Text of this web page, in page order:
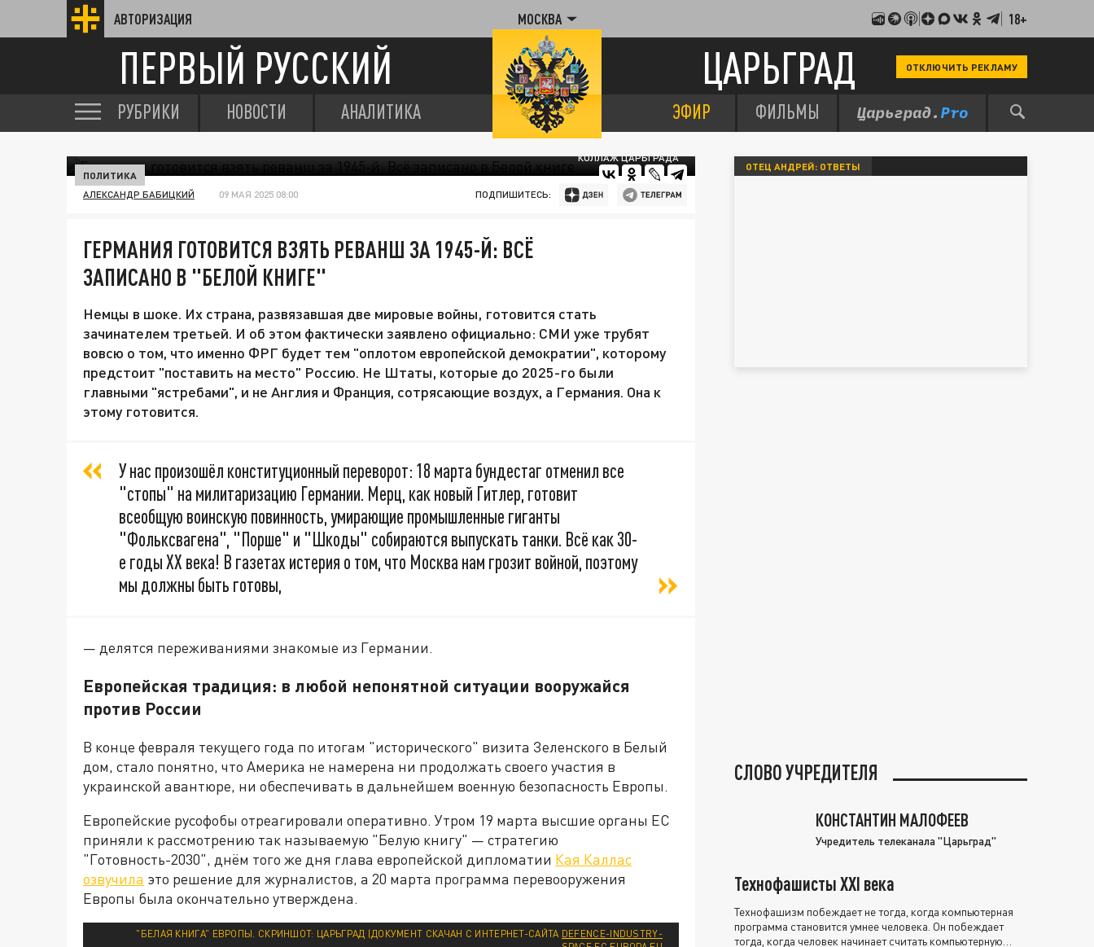
АВТОРИЗАЦИЯ МОСКВА 18+
ПЕРВЫЙ РУССКИЙ ЦАРЬГРАД ОТКЛЮЧИТЬ РЕКЛАМУ
РУБРИКИ НОВОСТИ АНАЛИТИКА ЭФИР ФИЛЬМЫ
КОЛЛАЖ ЦАРЬГРАДА
ПОЛИТИКА
АЛЕКСАНДР БАБИЦКИЙ 09 МАЯ 2025 08:00 ПОДПИШИТЕСЬ:
ГЕРМАНИЯ ГОТОВИТСЯ ВЗЯТЬ РЕВАНШ ЗА 1945-Й: ВСЁ
ЗАПИСАНО В "БЕЛОЙ КНИГЕ"
Немцы в шоке. Их страна, развязавшая две мировые войны, готовится стать
зачинателем третьей. И об этом фактически заявлено официально: СМИ уже трубят
вовсю о том, что именно ФРГ будет тем "оплотом европейской демократии", которому
предстоит "поставить на место" Россию. Не Штаты, которые до 2025-го были
главными "ястребами", и не Англия и Франция, сотрясающие воздух, а Германия. Она к
этому готовится.
У нас произошёл конституционный переворот: 18 марта бундестаг отменил все
"стопы" на милитаризацию Германии. Мерц, как новый Гитлер, готовит
всеобщую воинскую повинность, умирающие промышленные гиганты
"Фольксвагена", "Порше" и "Шкоды" собираются выпускать танки. Всё как 30-
е годы XX века! В газетах истерия о том, что Москва нам грозит войной, поэтому
мы должны быть готовы,
— делятся переживаниями знакомые из Германии.
Европейская традиция: в любой непонятной ситуации вооружайся
против России
В конце февраля текущего года по итогам "исторического" визита Зеленского в Белый
дом, стало понятно, что Америка не намерена ни продолжать своего участия в
украинской авантюре, ни обеспечивать в дальнейшем военную безопасность Европы.
Европейские русофобы отреагировали оперативно. Утром 19 марта высшие органы ЕС
приняли к рассмотрению так называемую "Белую книгу" — стратегию
"Готовность-2030", днём того же дня глава европейской дипломатии Кая Каллас
озвучила это решение для журналистов, а 20 марта программа перевооружения
Европы была окончательно утверждена.
"БЕЛАЯ КНИГА" ЕВРОПЫ. СКРИНШОТ: ЦАРЬГРАД (ДОКУМЕНТ СКАЧАН С ИНТЕРНЕТ-САЙТА DEFENCE-INDUSTRY-
ОТЕЦ АНДРЕЙ: ОТВЕТЫ
СЛОВО УЧРЕДИТЕЛЯ
КОНСТАНТИН МАЛОФЕЕВ
Учредитель телеканала "Царьград"
Технофашисты XXI века
Технофашизм побеждает не тогда, когда компьютерная
программа становится умнее человека. Он побеждает
тогда, когда человек начинает считать компьютерную